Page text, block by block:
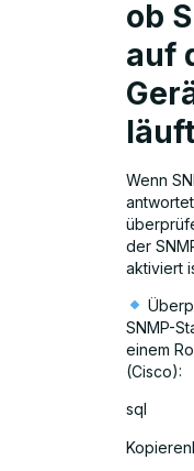
ob
auf
Wenn
antwortet,
der
aktiviert
SNMP-
einem
(Cisco):
sql